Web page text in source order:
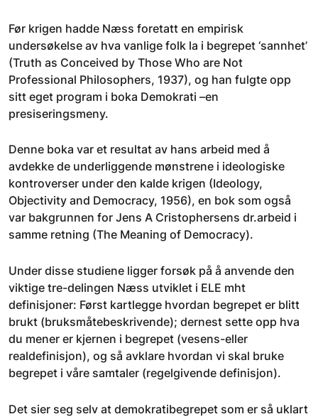
Før krigen hadde Næss foretatt en empirisk
undersøkelse av hva vanlige folk la i begrepet ‘sannhet’
(Truth as Conceived by Those Who are Not
Professional Philosophers, 1937), og han fulgte opp
sitt eget program i boka Demokrati –en
presiseringsmeny.
Denne boka var et resultat av hans arbeid med å
avdekke de underliggende mønstrene i ideologiske
kontroverser under den kalde krigen (Ideology,
Objectivity and Democracy, 1956), en bok som også
var bakgrunnen for Jens A Cristophersens dr.arbeid i
samme retning (The Meaning of Democracy).
Under disse studiene ligger forsøk på å anvende den
viktige tre-delingen Næss utviklet i ELE mht
definisjoner: Først kartlegge hvordan begrepet er blitt
brukt (bruksmåtebeskrivende); dernest sette opp hva
du mener er kjernen i begrepet (vesens-eller
realdefinisjon), og så avklare hvordan vi skal bruke
begrepet i våre samtaler (regelgivende definisjon).
Det sier seg selv at demokratibegrepet som er så uklart